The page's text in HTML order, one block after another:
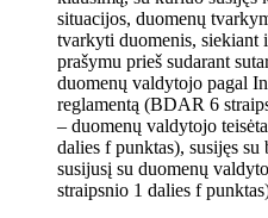
situacijos, duomenų
tvarkyti duomenis, siekiant
prašymu prieš sudarant
duomenų valdytojo pagal
reglamentą (BDAR 6
– duomenų valdytojo
dalies f punktas), susijęs su
susijusį su duomenų
straipsnio 1 dalies f